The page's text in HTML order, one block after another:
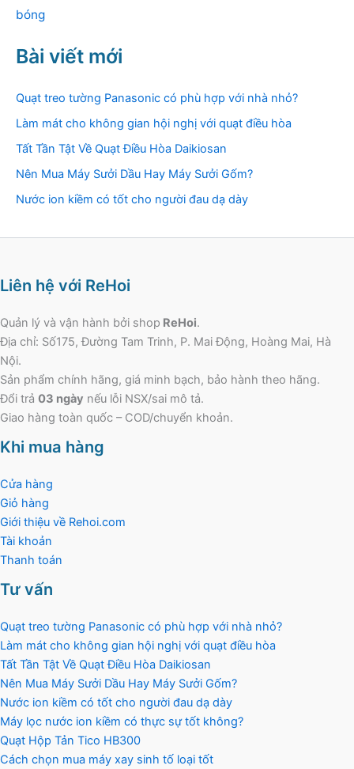
bóng
Bài viết mới
Quạt treo tường Panasonic có phù hợp với nhà nhỏ?
Làm mát cho không gian hội nghị với quạt điều hòa
Tất Tần Tật Về Quạt Điều Hòa Daikiosan
Nên Mua Máy Sưởi Dầu Hay Máy Sưởi Gốm?
Nước ion kiềm có tốt cho người đau dạ dày
Liên hệ với ReHoi
Quản lý và vận hành bởi shop ReHoi.
Địa chỉ: Số175, Đường Tam Trinh, P. Mai Động, Hoàng Mai, Hà
Nội.
Sản phẩm chính hãng, giá minh bạch, bảo hành theo hãng.
Đổi trả 03 ngày nếu lỗi NSX/sai mô tả.
Giao hàng toàn quốc – COD/chuyển khoản.
Khi mua hàng
Cửa hàng
Giỏ hàng
Giới thiệu về Rehoi.com
Tài khoản
Thanh toán
Tư vấn
Quạt treo tường Panasonic có phù hợp với nhà nhỏ?
Làm mát cho không gian hội nghị với quạt điều hòa
Tất Tần Tật Về Quạt Điều Hòa Daikiosan
Nên Mua Máy Sưởi Dầu Hay Máy Sưởi Gốm?
Nước ion kiềm có tốt cho người đau dạ dày
Máy lọc nước ion kiềm có thực sự tốt không?
Quạt Hộp Tản Tico HB300
Cách chọn mua máy xay sinh tố loại tốt